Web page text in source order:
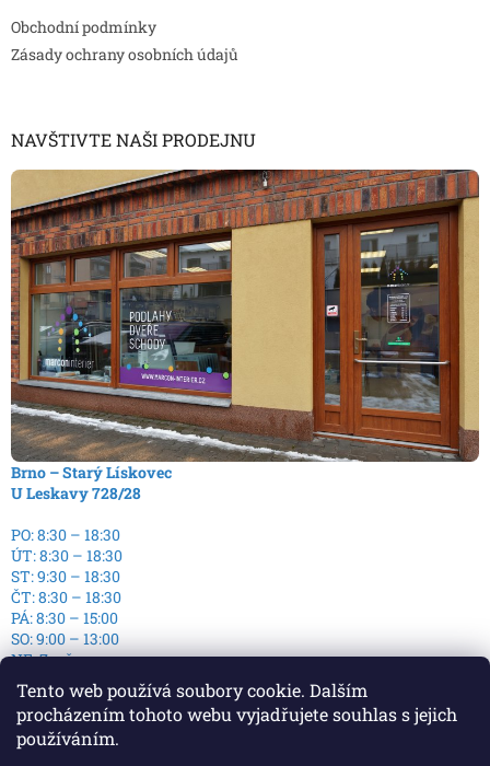
Tento web používá soubory cookie. Dalším
procházením tohoto webu vyjadřujete souhlas s jejich
používáním.
Obchodní podmínky
Zásady ochrany osobních údajů
NAVŠTIVTE NAŠI PRODEJNU
Brno – Starý Lískovec
U Leskavy 728/28
PO: 8:30 – 18:30
ÚT: 8:30 – 18:30
ST: 9:30 – 18:30
ČT: 8:30 – 18:30
PÁ: 8:30 – 15:00
SO: 9:00 – 13:00
NE: Zavřeno